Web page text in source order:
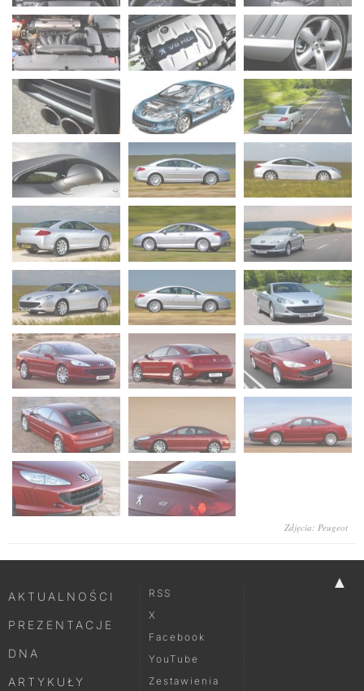
Zdjęcia: Peugeot
▲
AKTUALNOŚCI
PREZENTACJE
DNA
ARTYKUŁY
RSS
X
Facebook
YouTube
Zestawienia